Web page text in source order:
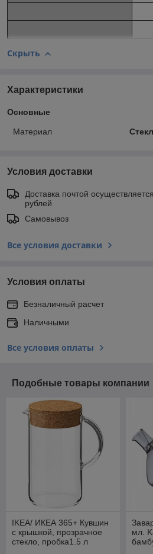
Скрыть
Характеристики
Основные
Материал
Условия доставки
Доставка почтой
рублей
Самовывоз
Все условия доставки
Условия оплаты
Безналичный расчет
Наличными
Все условия оплаты
Подобные товары компании
IKEA/ ИКЕА 365+ Кувшин
с крышкой, прозрачное
стекло, пробка1.5 л
мл.